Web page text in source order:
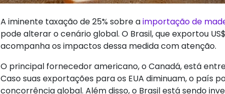
A iminente taxação de 25% sobre aimportação de
pode alterar o cenário global. O Brasil, que exportou
acompanha os impactos dessa medida com atenção.
O principal fornecedor americano, o Canadá, está
Caso suas exportações para os EUA diminuam, o país
concorrência global. Além disso, o Brasil está sendo